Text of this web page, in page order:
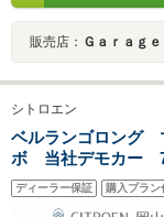
販売店： Ｇａｒａｇｅ
シトロエン
ベルランゴロング
ボ 当社デモカー
ッドライト AAC
オート アダプティ
ディーラー保証 購入プラン